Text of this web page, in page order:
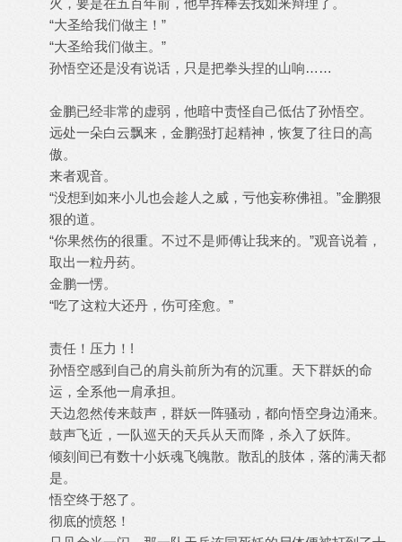
火，要是在五百年前，他早挥棒去找如来辩理了。
“大圣给我们做主！”
“大圣给我们做主。”
孙悟空还是没有说话，只是把拳头捏的山响……
金鹏已经非常的虚弱，他暗中责怪自己低估了孙悟空。
远处一朵白云飘来，金鹏强打起精神，恢复了往日的高
傲。
来者观音。
“没想到如来小儿也会趁人之威，亏他妄称佛祖。”金鹏狠
狠的道。
“你果然伤的很重。不过不是师傅让我来的。”观音说着，
取出一粒丹药。
金鹏一愣。
“吃了这粒大还丹，伤可痊愈。”
责任！压力！!
孙悟空感到自己的肩头前所为有的沉重。天下群妖的命
运，全系他一肩承担。
天边忽然传来鼓声，群妖一阵骚动，都向悟空身边涌来。
鼓声飞近，一队巡天的天兵从天而降，杀入了妖阵。
倾刻间已有数十小妖魂飞魄散。散乱的肢体，落的满天都
是。
悟空终于怒了。
彻底的愤怒！